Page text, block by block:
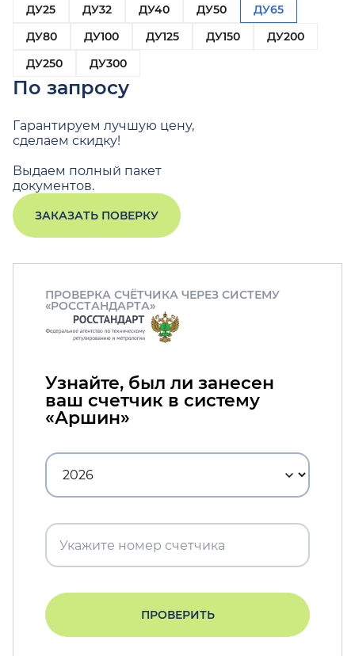
ДУ25
ДУ32 ДУ40 ДУ50
ДУ65
ДУ80
ДУ100 ДУ125 ДУ150
ДУ200
ДУ250
ДУ300
По запросу
Гарантируем лучшую цену,
сделаем скидку!
Выдаем полный пакет
документов.
ЗАКАЗАТЬ ПОВЕРКУ
ПРОВЕРКА СЧЁТЧИКА ЧЕРЕЗ СИСТЕМУ
«РОССТАНДАРТА»
Узнайте, был ли занесен
ваш счетчик в систему
«Аршин»
ПРОВЕРИТЬ